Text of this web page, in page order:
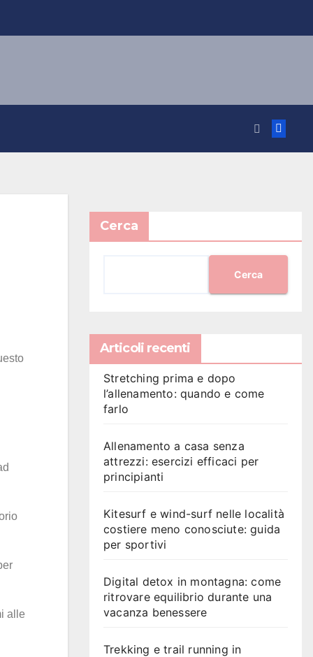
alle
Cerca
Cerca
Articoli recenti
Stretching prima e dopo
l’allenamento: quando e come
farlo
Allenamento a casa senza
attrezzi: esercizi efficaci per
principianti
Kitesurf e wind-surf nelle località
costiere meno conosciute: guida
per sportivi
Digital detox in montagna: come
ritrovare equilibrio durante una
vacanza benessere
Trekking e trail running in